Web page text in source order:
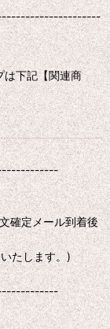
は下記【関連商
確定メール到着後
たします。)